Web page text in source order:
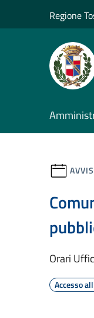
Regione
Orari
Accesso